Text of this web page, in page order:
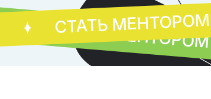
СТАТЬ МЕНТОРОМ
СТАТЬ МЕНТОРОМ